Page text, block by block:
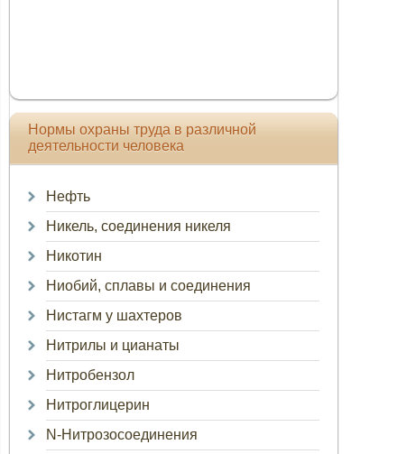
Нормы охраны труда в различной
деятельности человека
Нефть
Никель, соединения никеля
Никотин
Ниобий, сплавы и соединения
Нистагм у шахтеров
Нитрилы и цианаты
Нитробензол
Нитроглицерин
N-Нитрозосоединения